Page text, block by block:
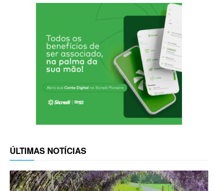
ÚLTIMAS NOTÍCIAS